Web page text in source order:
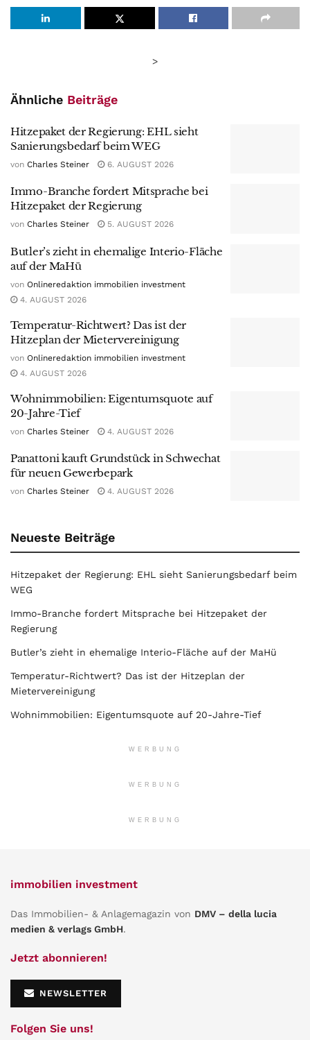
>
Ähnliche Beiträge
Hitzepaket der Regierung: EHL sieht
Sanierungsbedarf beim WEG
von Charles Steiner 6. AUGUST 2026
Immo-Branche fordert Mitsprache bei
Hitzepaket der Regierung
von Charles Steiner 5. AUGUST 2026
Butler’s zieht in ehemalige Interio-Fläche
auf der MaHü
von Onlineredaktion immobilien investment
4. AUGUST 2026
Temperatur-Richtwert? Das ist der
Hitzeplan der Mietervereinigung
von Onlineredaktion immobilien investment
4. AUGUST 2026
Wohnimmobilien: Eigentumsquote auf
20-Jahre-Tief
von Charles Steiner 4. AUGUST 2026
Panattoni kauft Grundstück in Schwechat
für neuen Gewerbepark
von Charles Steiner 4. AUGUST 2026
Neueste Beiträge
Hitzepaket der Regierung: EHL sieht Sanierungsbedarf beim
WEG
Immo-Branche fordert Mitsprache bei Hitzepaket der
Regierung
Butler’s zieht in ehemalige Interio-Fläche auf der MaHü
Temperatur-Richtwert? Das ist der Hitzeplan der
Mietervereinigung
Wohnimmobilien: Eigentumsquote auf 20-Jahre-Tief
WERBUNG
WERBUNG
WERBUNG
immobilien investment
Das Immobilien- & Anlagemagazin von DMV – della lucia
medien & verlags GmbH.
Jetzt abonnieren!
NEWSLETTER
Folgen Sie uns!